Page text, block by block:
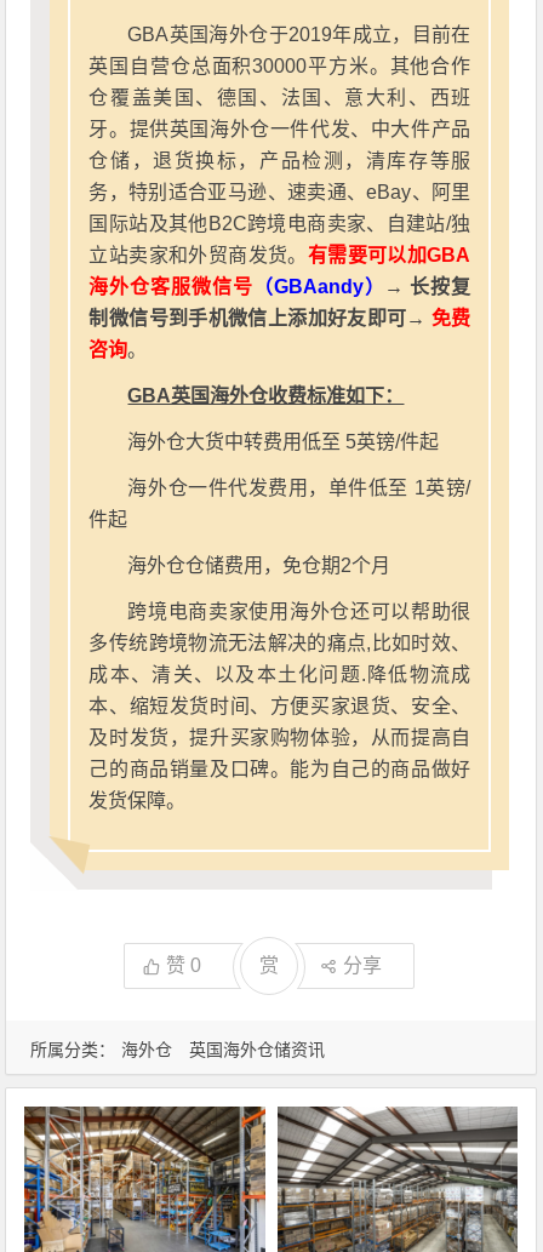
所属分类： 海外仓 英国海外仓储资讯
GBA英国海外仓于2019年成立，目前在
英国自营仓总面积30000平方米。其他合作
仓覆盖美国、德国、法国、意大利、西班
牙。提供英国海外仓一件代发、中大件产品
仓储，退货换标，产品检测，清库存等服
务，特别适合亚马逊、速卖通、eBay、阿里
国际站及其他B2C跨境电商卖家、自建站/独
立站卖家和外贸商发货。 有需要可以加GBA
海外仓客服微信号 （GBAandy）
→ 长按复
制微信号到手机微信上添加好友即可→ 免费
咨询。
GBA英国海外仓收费标准如下：
海外仓大货中转费用低至 5英镑/件起
海外仓一件代发费用，单件低至 1英镑/
件起
海外仓仓储费用，免仓期2个月
跨境电商卖家使用海外仓还可以帮助很
多传统跨境物流无法解决的痛点,比如时效、
成本、清关、以及本土化问题.降低物流成
本、缩短发货时间、方便买家退货、安全、
及时发货，提升买家购物体验，从而提高自
己的商品销量及口碑。能为自己的商品做好
发货保障。
赞0 赏 分享